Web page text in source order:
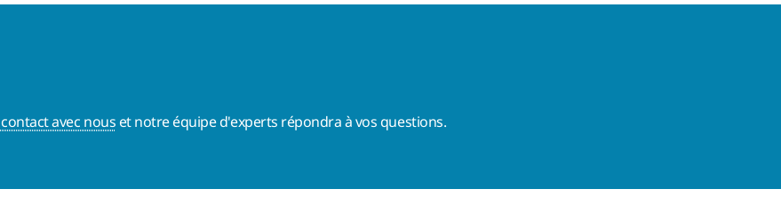
avec nous et notre équipe d'experts répondra à vos questions.